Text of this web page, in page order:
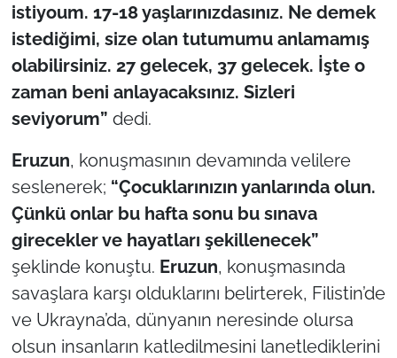
istiyoum. 17-18 yaşlarınızdasınız. Ne demek
istediğimi, size olan tutumumu anlamamış
olabilirsiniz. 27 gelecek, 37 gelecek. İşte o
zaman beni anlayacaksınız. Sizleri
seviyorum” dedi.
Eruzun, konuşmasının devamında velilere
seslenerek; “Çocuklarınızın yanlarında olun.
Çünkü onlar bu hafta sonu bu sınava
girecekler ve hayatları şekillenecek”
şeklinde konuştu. Eruzun, konuşmasında
savaşlara karşı olduklarını belirterek, Filistin’de
ve Ukrayna’da, dünyanın neresinde olursa
olsun insanların katledilmesini lanetlediklerini